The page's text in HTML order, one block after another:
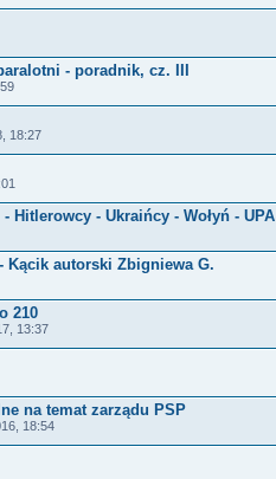
- poradnik, cz. III
18:27
- Ukraińcy - Wołyń - UPA
Kącik autorski Zbigniewa G.
210
13:37
na temat zarządu PSP
18:54